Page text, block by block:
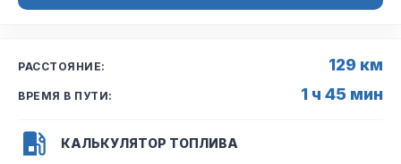
РАССТОЯНИЕ: 129 км
ВРЕМЯ В ПУТИ: 1 ч 45 мин
КАЛЬКУЛЯТОР ТОПЛИВА